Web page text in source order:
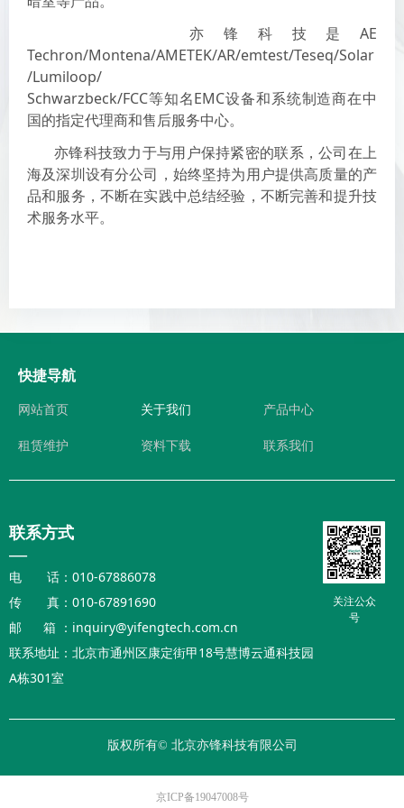
亦锋科技是AE
Techron/Montena/AMETEK/AR/emtest/Teseq/Solar
/Lumiloop/
Schwarzbeck/FCC等知名EMC设备和系统制造商在中
国的指定代理商和售后服务中心。
亦锋科技致力于与用户保持紧密的联系，公司在上
海及深圳设有分公司，始终坚持为用户提供高质量的产
品和服务，不断在实践中总结经验，不断完善和提升技
术服务水平。
快捷导航
网站首页 关于我们 产品中心
租赁维护 资料下载 联系我们
版权所有© 北京亦锋科技有限公司
联系方式
—
电 话：010-67886078
传 真：010-67891690
邮 箱 ：inquiry@yifengtech.com.cn
联系地址：北京市通州区康定街甲18号慧博云通科技园
A栋301室
关注公众
号
京ICP备19047008号